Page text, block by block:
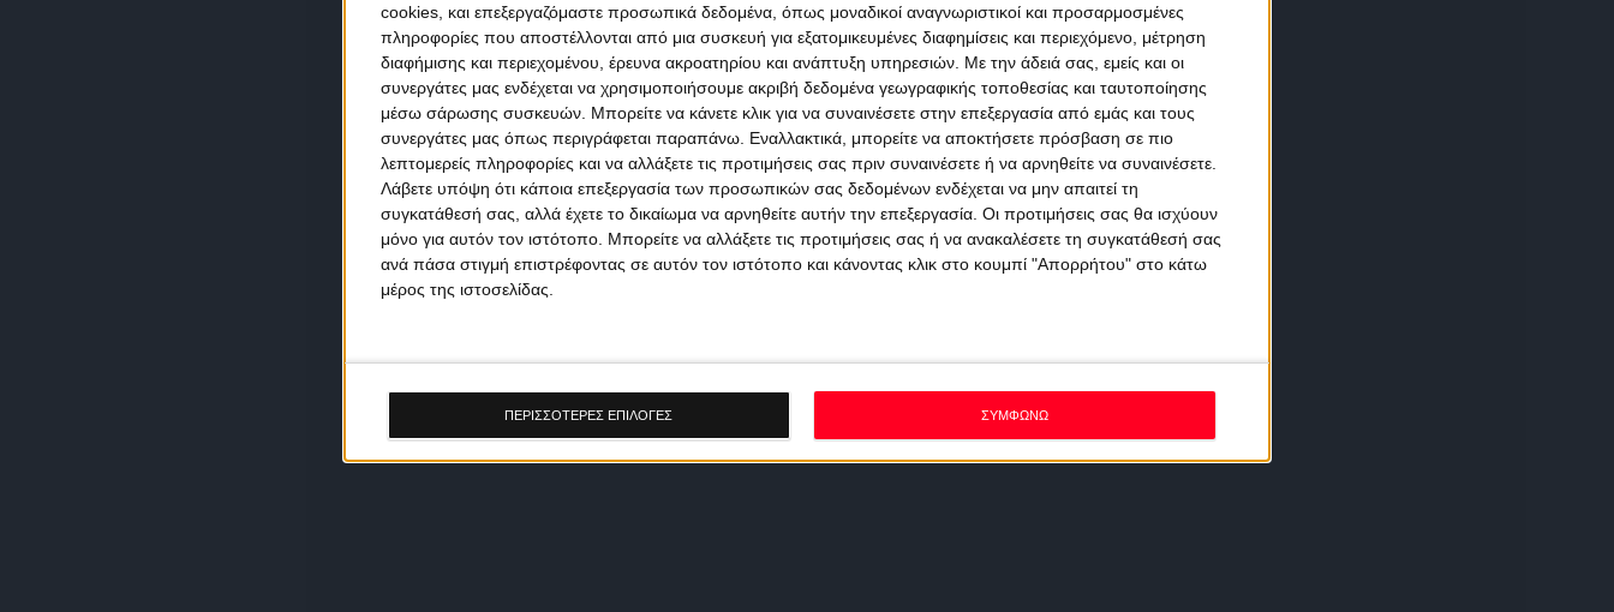
cookies, και επεξεργαζόμαστε προσωπικά δεδομένα, όπως μοναδικοί αναγνωριστικοί και προσαρμοσμένες
πληροφορίες που αποστέλλονται από μια συσκευή για εξατομικευμένες διαφημίσεις και περιεχόμενο, μέτρηση
διαφήμισης και περιεχομένου, έρευνα ακροατηρίου και ανάπτυξη υπηρεσιών. Με την άδειά σας, εμείς και οι
συνεργάτες μας ενδέχεται να χρησιμοποιήσουμε ακριβή δεδομένα γεωγραφικής τοποθεσίας και ταυτοποίησης
μέσω σάρωσης συσκευών. Μπορείτε να κάνετε κλικ για να συναινέσετε στην επεξεργασία από εμάς και τους
συνεργάτες μας όπως περιγράφεται παραπάνω. Εναλλακτικά, μπορείτε να αποκτήσετε πρόσβαση σε πιο
λεπτομερείς πληροφορίες και να αλλάξετε τις προτιμήσεις σας πριν συναινέσετε ή να αρνηθείτε να συναινέσετε.
Λάβετε υπόψη ότι κάποια επεξεργασία των προσωπικών σας δεδομένων ενδέχεται να μην απαιτεί τη
συγκατάθεσή σας, αλλά έχετε το δικαίωμα να αρνηθείτε αυτήν την επεξεργασία. Οι προτιμήσεις σας θα ισχύουν
μόνο για αυτόν τον ιστότοπο. Μπορείτε να αλλάξετε τις προτιμήσεις σας ή να ανακαλέσετε τη συγκατάθεσή σας
ανά πάσα στιγμή επιστρέφοντας σε αυτόν τον ιστότοπο και κάνοντας κλικ στο κουμπί "Απορρήτου" στο κάτω
μέρος της ιστοσελίδας.
ΠΕΡΙΣΣΟΤΕΡΕΣ ΕΠΙΛΟΓΕΣ ΣΥΜΦΩΝΩ